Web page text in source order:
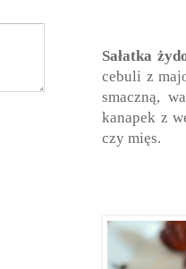
Sałatka
cebuli z
smaczną,
kanapek z
czy mięs.